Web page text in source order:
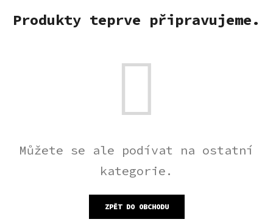
Produkty teprve připravujeme.
Můžete se ale podívat na ostatní
kategorie.
ZPĚT DO OBCHODU